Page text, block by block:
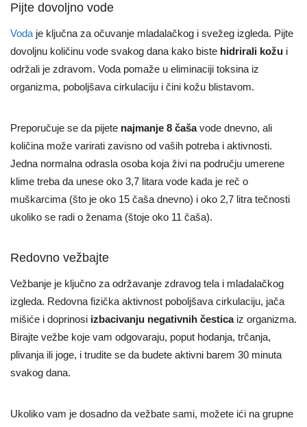
Pijte dovoljno vode
Voda je ključna za očuvanje mladalačkog i svežeg izgleda. Pijte
dovoljnu količinu vode svakog dana kako biste hidrirali kožu i
održali je zdravom. Voda pomaže u eliminaciji toksina iz
organizma, poboljšava cirkulaciju i čini kožu blistavom.
Preporučuje se da pijete najmanje 8 čašavode dnevno, ali
količina može varirati zavisno od vaših potreba i aktivnosti.
Jedna normalna odrasla osoba koja živi na području umerene
klime treba da unese oko 3,7 litara vode kada je reč o
muškarcima (što je oko 15 čaša dnevno) i oko 2,7 litra tečnosti
ukoliko se radi o ženama (štoje oko 11 čaša).
Redovno vežbajte
Vežbanje je ključno za održavanje zdravog tela i mladalačkog
izgleda. Redovna fizička aktivnost poboljšava cirkulaciju, jača
mišiće i doprinosi izbacivanju negativnih česticaiz organizma.
Birajte vežbe koje vam odgovaraju, poput hodanja, trčanja,
plivanja ili joge, i trudite se da budete aktivni barem 30 minuta
svakog dana.
Ukoliko vam je dosadno da vežbate sami, možete ići na grupne